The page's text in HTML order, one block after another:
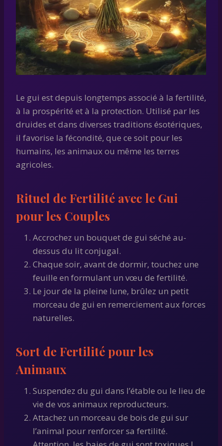
Le gui est depuis longtemps associé à la fertilité,
à la prospérité et à la protection. Utilisé par les
druides et dans diverses traditions ésotériques,
il favorise la fécondité, que ce soit pour les
humains, les animaux ou même les terres
agricoles.
Rituel de Fertilité avec le Gui
pour les Couples
Accrochez un bouquet de gui séché au-
dessus du lit conjugal.
Chaque soir, avant de dormir, touchez une
feuille en formulant un vœu de fertilité.
Le jour de la pleine lune, brûlez un petit
morceau de gui en remerciement aux forces
naturelles.
Sort de Fertilité pour les
Animaux
Suspendez du gui dans l’étable ou le lieu de
vie de vos animaux reproducteurs.
Attachez un morceau de bois de gui sur
l’animal pour renforcer sa fertilité.